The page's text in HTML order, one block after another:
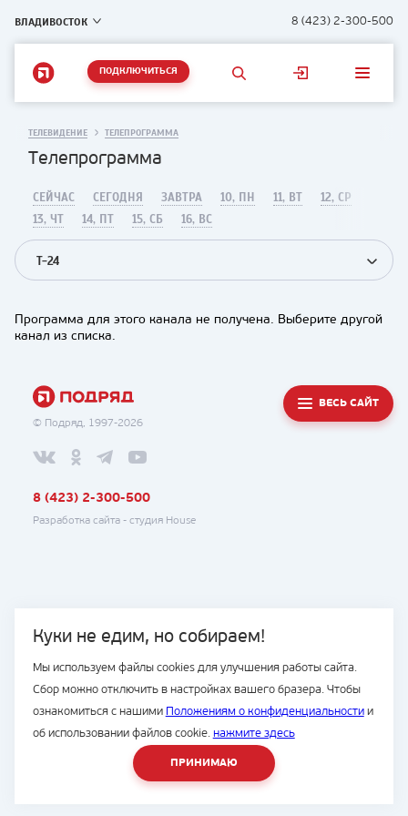
ВЛАДИВОСТОК 8 (423) 2-300-500
ПОДКЛЮЧИТЬСЯ
Куки не едим, но собираем!
Мы используем файлы cookies для улучшения работы сайта.
Сбор можно отключить в настройках вашего бразера. Чтобы
ознакомиться с нашими Положениям о конфиденциальностии
об использовании файлов cookie. нажмите здесь
ПРИНИМАЮ
ТЕЛЕВИДЕНИЕ ТЕЛЕПРОГРАММА
Телепрограмма
СЕЙЧАС СЕГОДНЯ ЗАВТРА 10, ПН 11, ВТ
12, СР
13, ЧТ
14, ПТ 15, СБ 16, ВС
T-24
Программа для этого канала не получена. Выберите другой
канал из списка.
© Подряд, 1997-2026
ВЕСЬ САЙТ
8 (423) 2-300-500
Разработка сайта - студия House